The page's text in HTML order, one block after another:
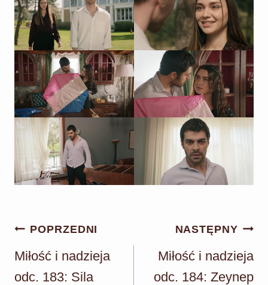
Nawigacja
wpisu
POPRZEDNI
Miłość i nadzieja
odc. 183: Sila
NASTĘPNY
Miłość i nadzieja
odc. 184: Zeynep